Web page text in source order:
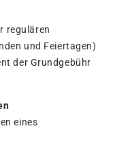
regulären
und Feiertagen)
der Grundgebühr
eines